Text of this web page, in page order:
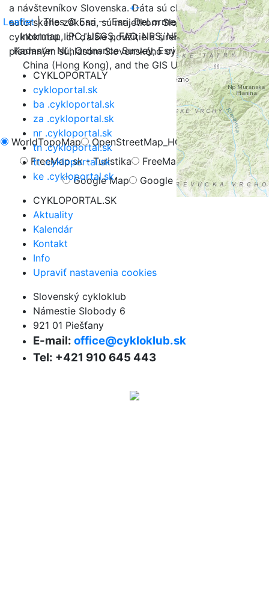
WorldTopoMap OpenStreetMap_HOT
OpenCycleMap
FreeMap.sk - Turistika
FreeMap.sk - Cyklistika
Google Map
Google Hybrid
+-
Leaflet| Tiles © Esri — Esri, DeLorme, NAVTEQ, TomTom,
Intermap, iPC, USGS, FAO, NPS, NRCAN, GeoBase,
Kadaster NL, Ordnance Survey, Esri Japan, METI, Esri
China (Hong Kong), and the GIS User Community
a návštevníkov Slovenska. Dáta sú chránené v zmysle
autorského zákona, sú majetkom Slovenského
cykloklubu. Ich ďalšie použitie a šírenie je možné iba s
písomným súhlasom Slovenského cykloklubu.
CYKLOPORTALY
cykloportal.sk
ba .cykloportal.sk
za .cykloportal.sk
nr .cykloportal.sk
tn .cykloportal.sk
tt .cykloportal.sk
ke .cykloportal.sk
CYKLOPORTAL.SK
Aktuality
Kalendár
Kontakt
Info
Upraviť nastavenia cookies
Slovenský cykloklub
Námestie Slobody 6
921 01 Piešťany
E-mail: office@cykloklub.sk
Tel: +421 910 645 443